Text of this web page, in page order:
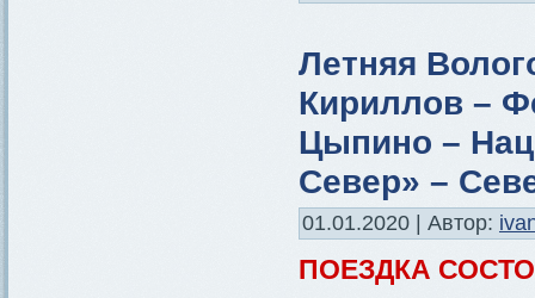
Летняя
Кириллов –
Цыпино –
Север» –
01.01.2020 | Автор:
ПОЕЗДКА